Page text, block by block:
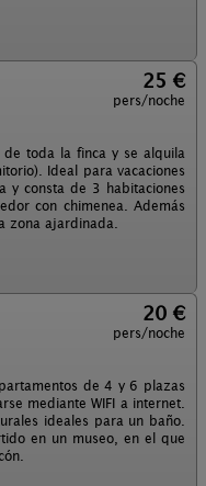
25 €
pers/noche
de toda la finca y se alquila
Ideal para vacaciones
y consta de 3 habitaciones
con chimenea. Además
zona ajardinada.
20 €
pers/noche
de 4 y 6 plazas
mediante WIFI a internet.
ideales para un baño.
en un museo, en el que